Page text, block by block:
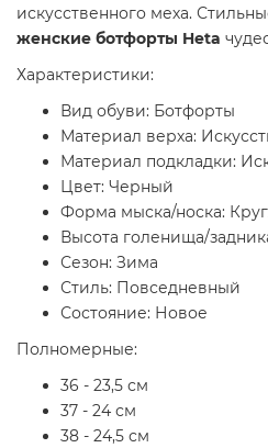
искусственного меха.
женские ботфорты Heta
Характеристики:
Вид обуви: Ботфорты
Материал верха:
Материал подкладки:
Цвет: Черный
Форма мыска/носка:
Высота голенища/
Сезон: Зима
Стиль: Повседневный
Состояние: Новое
Полномерные:
36 - 23,5 см
37 - 24 см
38 - 24,5 см